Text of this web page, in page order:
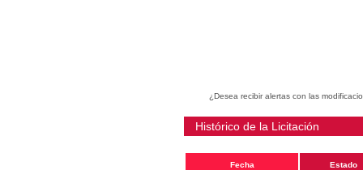
¿Desea recibir alertas con las
Histórico de la Licitación
Fecha Estado